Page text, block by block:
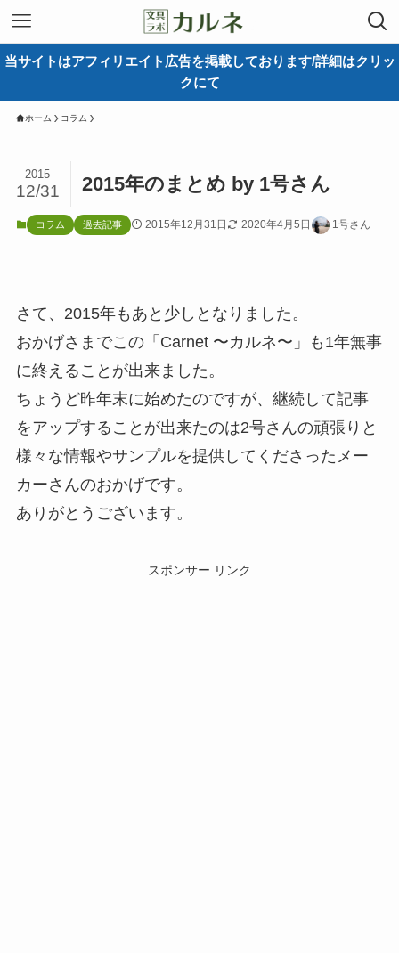
当サイトはアフィリエイト広告を掲載しております/詳細はクリッ
クにて
ホーム コラム
2015年のまとめ by 1号さん
2015
12/31
コラム 過去記事 2015年12月31日 2020年4月5日 1号さん
さて、2015年もあと少しとなりました。
おかげさまでこの「Carnet 〜カルネ〜」も1年無事
に終えることが出来ました。
ちょうど昨年末に始めたのですが、継続して記事
をアップすることが出来たのは2号さんの頑張りと
様々な情報やサンプルを提供してくださったメー
カーさんのおかげです。
ありがとうございます。
スポンサー リンク